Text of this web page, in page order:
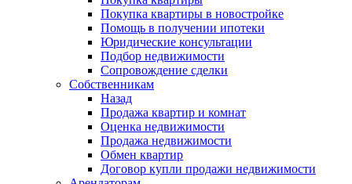
Покупка квартиры в новостройке
Помощь в получении ипотеки
Юридические консультации
Подбор недвижимости
Сопровождение сделки
Собственникам
Назад
Продажа квартир и комнат
Оценка недвижимости
Продажа недвижимости
Обмен квартир
Договор купли продажи недвижимости